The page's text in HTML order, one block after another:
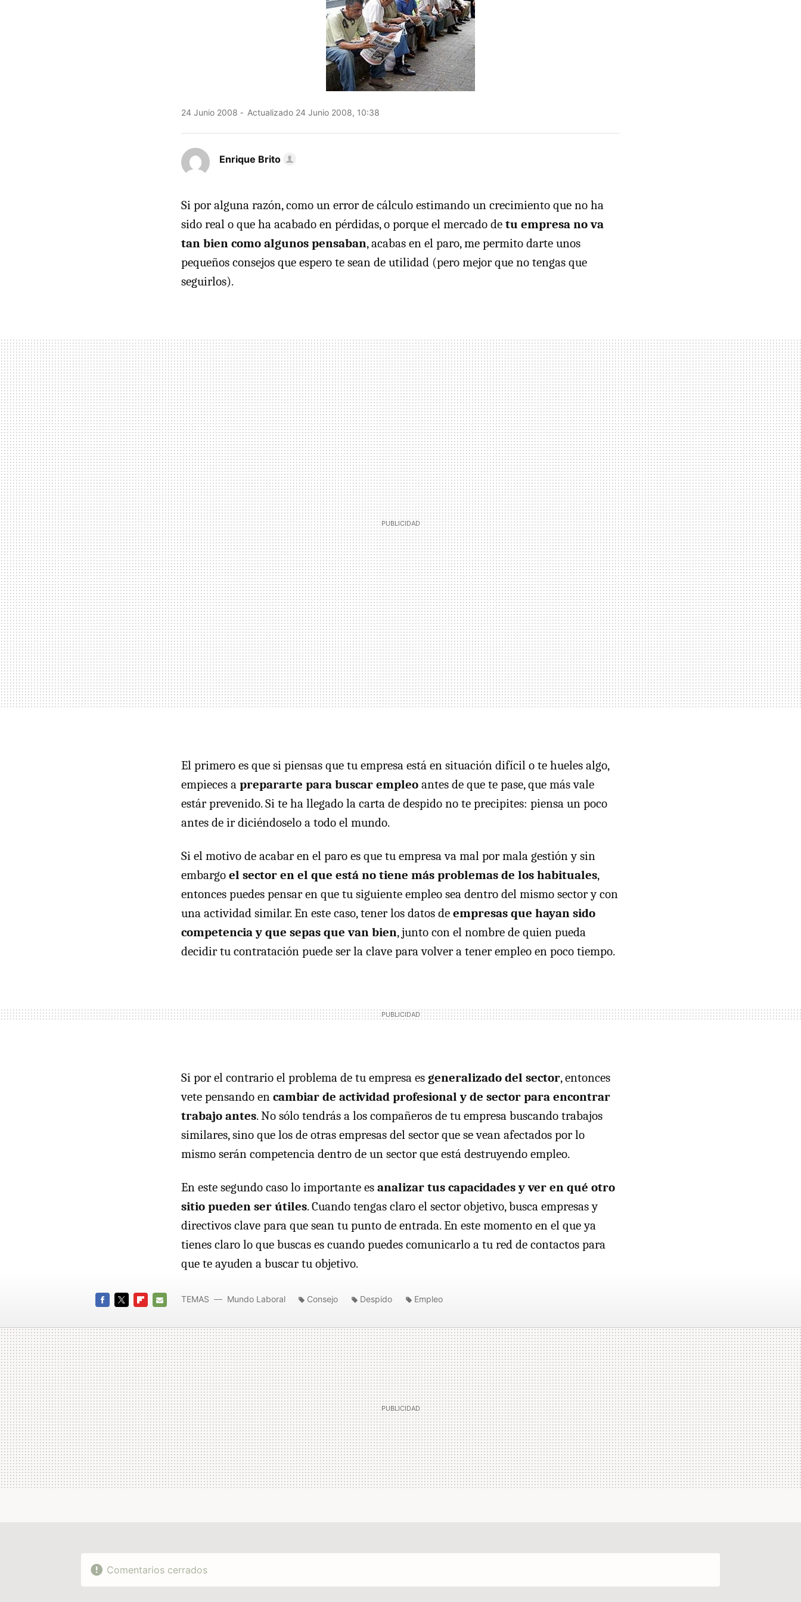
24 Junio 2008 Actualizado 24 Junio 2008, 10:38
Enrique Brito
Si por alguna razón, como un error de cálculo estimando un crecimiento que no ha
sido real o que ha acabado en pérdidas, o porque el mercado de tu empresa no va
tan bien como algunos pensaban, acabas en el paro, me permito darte unos
pequeños consejos que espero te sean de utilidad (pero mejor que no tengas que
seguirlos).
El primero es que si piensas que tu empresa está en situación difícil o te hueles algo,
empieces a prepararte para buscar empleo antes de que te pase, que más vale
estár prevenido. Si te ha llegado la carta de despido no te precipites: piensa un poco
antes de ir diciéndoselo a todo el mundo.
Si el motivo de acabar en el paro es que tu empresa va mal por mala gestión y sin
embargo el sector en el que está no tiene más problemas de los habituales,
entonces puedes pensar en que tu siguiente empleo sea dentro del mismo sector y con
una actividad similar. En este caso, tener los datos de empresas que hayan sido
competencia y que sepas que van bien, junto con el nombre de quien pueda
decidir tu contratación puede ser la clave para volver a tener empleo en poco tiempo.
Si por el contrario el problema de tu empresa es generalizado del sector, entonces
vete pensando en cambiar de actividad profesional y de sector para encontrar
trabajo antes. No sólo tendrás a los compañeros de tu empresa buscando trabajos
similares, sino que los de otras empresas del sector que se vean afectados por lo
mismo serán competencia dentro de un sector que está destruyendo empleo.
En este segundo caso lo importante es analizar tus capacidades y ver en qué otro
sitio pueden ser útiles. Cuando tengas claro el sector objetivo, busca empresas y
directivos clave para que sean tu punto de entrada. En este momento en el que ya
tienes claro lo que buscas es cuando puedes comunicarlo a tu red de contactos para
que te ayuden a buscar tu objetivo.
MAIL
TEMAS Mundo Laboral Consejo Despido Empleo
Comentarios cerrados